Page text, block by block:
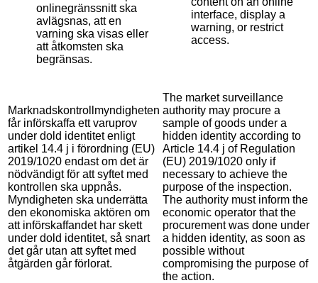
onlinegränssnitt ska
avlägsnas, att en
varning ska visas eller
att åtkomsten ska
begränsas.
interface, display a
warning, or restrict
access.
Marknadskontrollmyndigheten
får införskaffa ett varuprov
under dold identitet enligt
artikel 14.4 j i förordning (EU)
2019/1020 endast om det är
nödvändigt för att syftet med
kontrollen ska uppnås.
Myndigheten ska underrätta
den ekonomiska aktören om
att införskaffandet har skett
under dold identitet, så snart
det går utan att syftet med
åtgärden går förlorat.
The market surveillance
authority may procure a
sample of goods under a
hidden identity according to
Article 14.4 j of Regulation
(EU) 2019/1020 only if
necessary to achieve the
purpose of the inspection.
The authority must inform the
economic operator that the
procurement was done under
a hidden identity, as soon as
possible without
compromising the purpose of
the action.